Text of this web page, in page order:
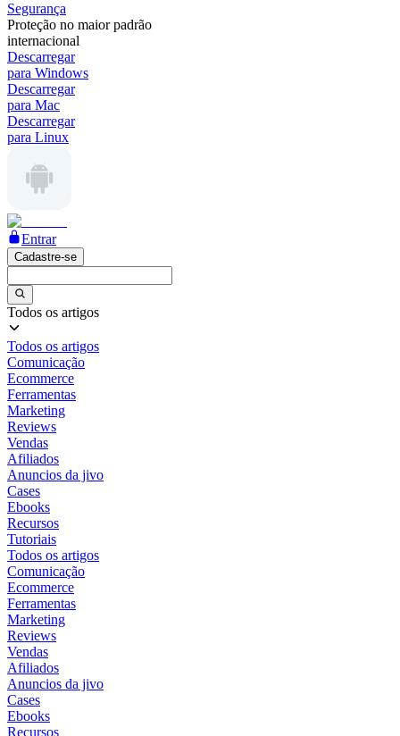
Segurança
Proteção no maior padrão
internacional
Descarregar
para Windows
Descarregar
para Mac
Descarregar
para Linux
Entrar
Cadastre-se
Todos os artigos
Todos os artigos
Comunicação
Ecommerce
Ferramentas
Marketing
Reviews
Vendas
Afiliados
Anuncios da jivo
Cases
Ebooks
Recursos
Tutoriais
Todos os artigos
Comunicação
Ecommerce
Ferramentas
Marketing
Reviews
Vendas
Afiliados
Anuncios da jivo
Cases
Ebooks
Recursos